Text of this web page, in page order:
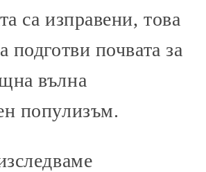
са изправени, това
подготви почвата за
вълна
популизъм.